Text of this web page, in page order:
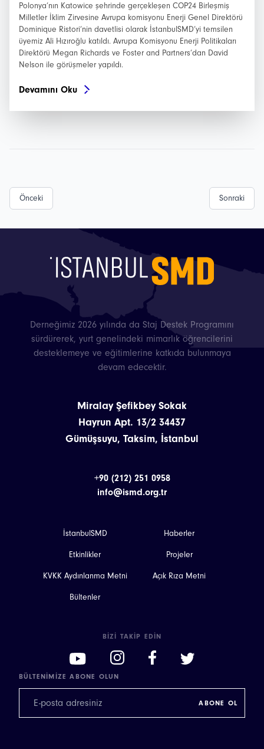
Polonya’nın Katowice şehrinde gerçekleşen COP24 Birleşmiş
Milletler İklim Zirvesine Avrupa komisyonu Enerji Genel Direktörü
Dominique Ristori’nin davetlisi olarak İstanbulSMD’yi temsilen
üyemiz Ali Hızıroğlu katıldı. Avrupa Komisyonu Enerji Politikaları
Direktörü Megan Richards ve Foster and Partners’dan David
Nelson ile görüşmeler yapıldı.
Devamını Oku
Önceki Sonraki
Derneğimiz 2026 yılında da Staj Destek Programını
sürdürerek, yurt genelindeki mimarlık öğrencilerini
desteklemeye ve eğitimlerine katkıda bulunmaya
devam edecektir.
Miralay Şefikbey Sokak
Hayrun Apt. 13/2 34437
Gümüşsuyu, Taksim, İstanbul
+90 (212) 251 0958
info@ismd.org.tr
İstanbulSMD Haberler
Etkinlikler Projeler
KVKK Aydınlanma Metni Açık Rıza Metni
Bültenler
BIZI TAKIP EDIN
BÜLTENIMIZE ABONE OLUN